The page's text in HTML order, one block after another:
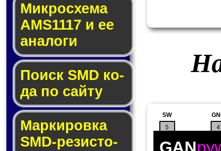
Микросхема
AMS1117 и ее
ана­ло­ги
Поиск SMD ко­
да по сай­ту
Маркировка
SMD-ре­зис­то­
4
5
SW
GAN